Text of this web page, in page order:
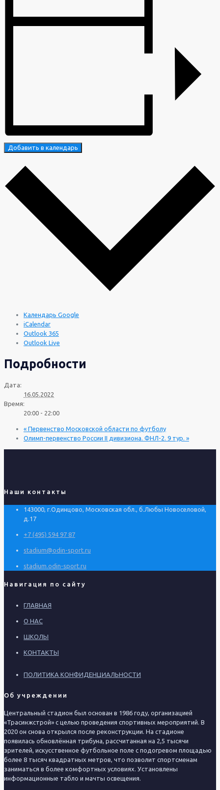
Добавить в календарь
Календарь Google
iCalendar
Outlook 365
Outlook Live
Подробности
Дата:
16.05.2022
Время:
20:00 - 22:00
« Первенство Московской области по футболу
Олимп-первенство России II дивизиона. ФНЛ-2. 9 тур. »
Наши контакты
143000, г.Одинцово, Московская обл., б.Любы Новоселовой,
д.17
+7 (495) 594 97 87
stadium@odin-sport.ru
stadium.odin-sport.ru
Навигация по сайту
ГЛАВНАЯ
О НАС
ШКОЛЫ
КОНТАКТЫ
ПОЛИТИКА КОНФИДЕНЦИАЛЬНОСТИ
Об учреждении
Центральный стадион был основан в 1986 году, организацией
«Трасинжстрой» с целью проведения спортивных мероприятий. В
2020 он снова открылся после реконструкции. На стадионе
появилась обновлённая трибуна, рассчитанная на 2,5 тысячи
зрителей, искусственное футбольное поле с подогревом площадью
более 8 тысяч квадратных метров, что позволит спортсменам
заниматься в более комфортных условиях. Установлены
информационные табло и мачты освещения.